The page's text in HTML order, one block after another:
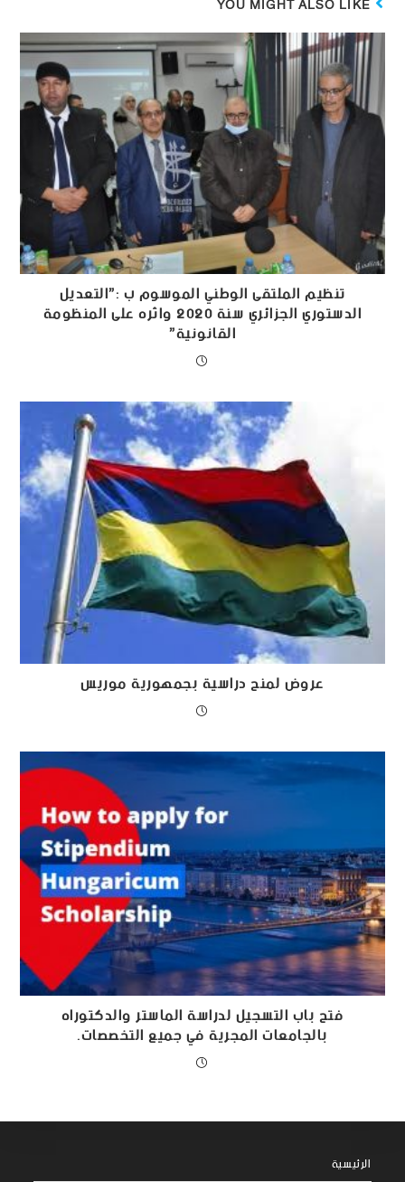
تنظيم الملتقى الوطني الموسوم ب :”التعديل
الدستوري الجزائري سنة 2020 واثره على المنظومة
القانونية”
عروض لمنح دراسية بجمهورية موريس
فتح باب التسجيل لدراسة الماستر والدكتوراه
بالجامعات المجرية في جميع التخصصات.
الرئيسية